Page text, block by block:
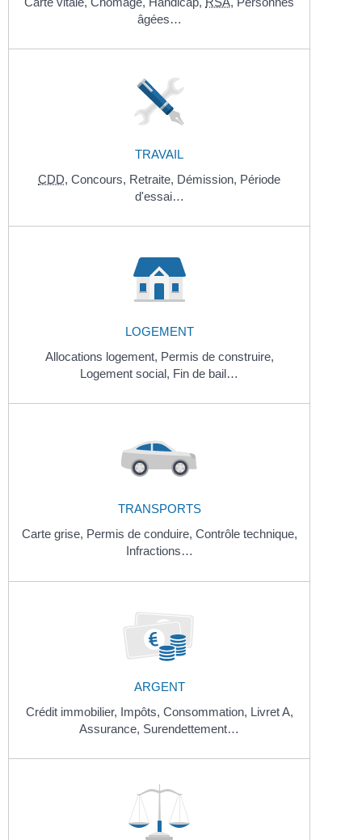
âgées…
TRAVAIL
CDD,Concours, Retraite, Démission, Période
d'essai…
LOGEMENT
Allocations logement, Permis de construire,
Logement social, Fin de bail…
TRANSPORTS
Carte grise, Permis de conduire, Contrôle technique,
Infractions…
ARGENT
Crédit immobilier, Impôts, Consommation, Livret A,
Assurance, Surendettement…